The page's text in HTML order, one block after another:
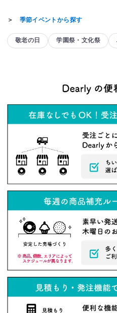
＞ 季節イベントから探す
敬老の日 学園祭・文化祭